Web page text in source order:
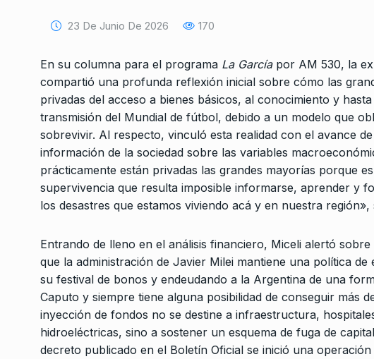
23 De Junio De 2026 170
En su columna para el programa La Garcíapor AM 530, la
compartió una profunda reflexión inicial sobre cómo las
privadas del acceso a bienes básicos, al conocimiento y
transmisión del Mundial de fútbol, debido a un modelo que
sobrevivir. Al respecto, vinculó esta realidad con el avance
información de la sociedad sobre las variables
prácticamente están privadas las grandes mayorías porque
supervivencia que resulta imposible informarse, aprender y
los desastres que estamos viviendo acá y en nuestra región»,
Entrando de lleno en el análisis financiero, Miceli alertó
que la administración de Javier Milei mantiene una política
su festival de bonos y endeudando a la Argentina de una
Caputo y siempre tiene alguna posibilidad de conseguir más
inyección de fondos no se destine a infraestructura,
hidroeléctricas, sino a sostener un esquema de fuga de
decreto publicado en el Boletín Oficial se inició una
1
Conversatorio de miércoles:,
Fernando Rosso
SIEMPRE ES HOY
27 De Noviembre
2024
2
«Los jueces de la Corte
Suprema son títeres del
JUGO DE LIMÓN 23 De Junio De 2025
Ubeira: «La Causa Cuadernos
LA GARCÍA 30 De Abril De 2026
4
Irina Hauser: «Hay muchos
indicios de conexiones entre
Sabag Montiel…
ALERTA! 7 De Diciembre De 2023